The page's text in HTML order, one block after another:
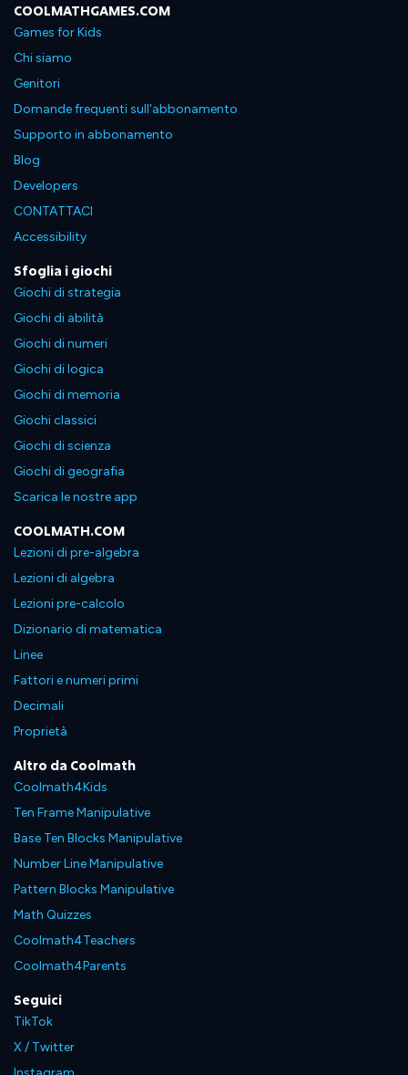
COOLMATHGAMES.COM
Games for Kids
Chi siamo
Genitori
Domande frequenti sull'abbonamento
Supporto in abbonamento
Blog
Developers
CONTATTACI
Accessibility
Sfoglia i giochi
Giochi di strategia
Giochi di abilità
Giochi di numeri
Giochi di logica
Giochi di memoria
Giochi classici
Giochi di scienza
Giochi di geografia
Scarica le nostre app
COOLMATH.COM
Lezioni di pre-algebra
Lezioni di algebra
Lezioni pre-calcolo
Dizionario di matematica
Linee
Fattori e numeri primi
Decimali
Proprietà
Altro da Coolmath
Coolmath4Kids
Ten Frame Manipulative
Base Ten Blocks Manipulative
Number Line Manipulative
Pattern Blocks Manipulative
Math Quizzes
Coolmath4Teachers
Coolmath4Parents
Seguici
TikTok
X / Twitter